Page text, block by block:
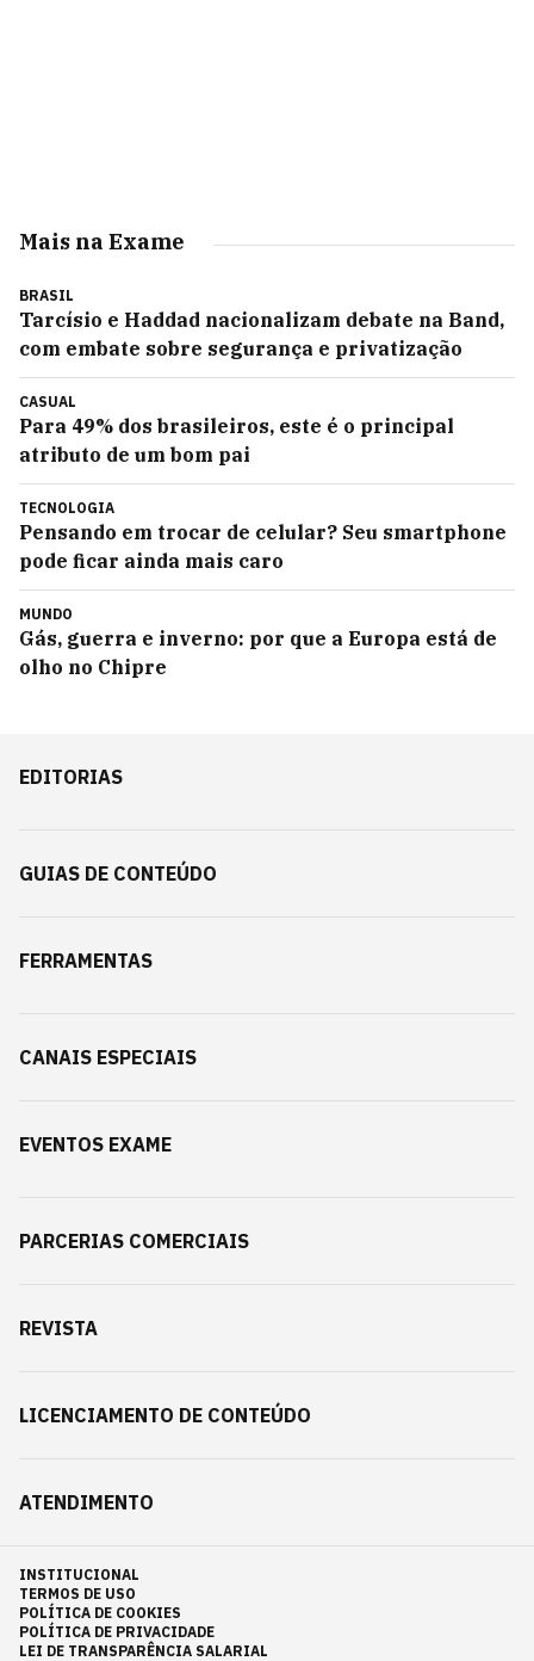
Mais na Exame
BRASIL
Tarcísio e Haddad nacionalizam debate na Band,
com embate sobre segurança e privatização
CASUAL
Para 49% dos brasileiros, este é o principal
atributo de um bom pai
TECNOLOGIA
Pensando em trocar de celular? Seu smartphone
pode ficar ainda mais caro
MUNDO
Gás, guerra e inverno: por que a Europa está de
olho no Chipre
EDITORIAS
GUIAS DE CONTEÚDO
FERRAMENTAS
CANAIS ESPECIAIS
EVENTOS EXAME
PARCERIAS COMERCIAIS
REVISTA
LICENCIAMENTO DE CONTEÚDO
ATENDIMENTO
INSTITUCIONAL
TERMOS DE USO
POLÍTICA DE COOKIES
POLÍTICA DE PRIVACIDADE
LEI DE TRANSPARÊNCIA SALARIAL